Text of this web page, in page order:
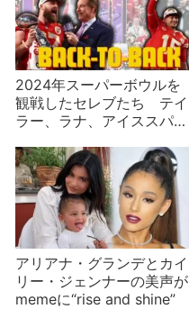
2024年スーパーボウルを
観戦したセレブたち テイ
ラー、ラナ、アイススパイ
ャーリー、カイ、ミスター
ビースト……
アリアナ・グランデとカイ
リー・ジェンナーの美声が
memeに“rise and shine”